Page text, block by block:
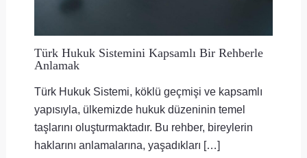
Türk Hukuk Sistemini Kapsamlı Bir Rehberle
Anlamak
Türk Hukuk Sistemi, köklü geçmişi ve kapsamlı
yapısıyla, ülkemizde hukuk düzeninin temel
taşlarını oluşturmaktadır. Bu rehber, bireylerin
haklarını anlamalarına, yaşadıkları […]